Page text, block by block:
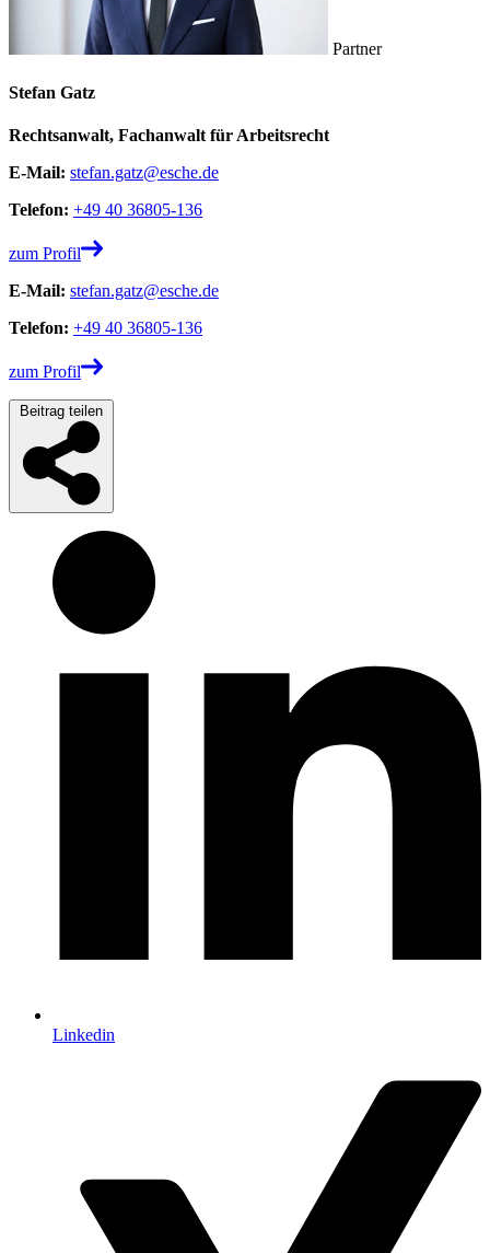
Partner
Stefan Gatz
Rechtsanwalt, Fachanwalt für Arbeitsrecht
E-Mail: stefan.gatz@esche.de
Telefon: +49 40 36805-136
zum Profil
E-Mail: stefan.gatz@esche.de
Telefon: +49 40 36805-136
zum Profil
Beitrag teilen
Linkedin